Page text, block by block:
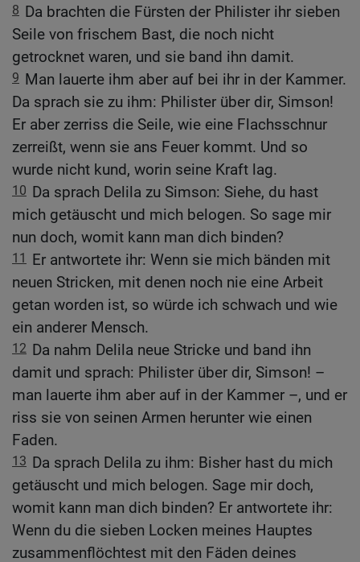
8 Da brachten die Fürsten der Philister ihr sieben
Seile von frischem Bast, die noch nicht
getrocknet waren, und sie band ihn damit.
9 Man lauerte ihm aber auf bei ihr in der Kammer.
Da sprach sie zu ihm: Philister über dir, Simson!
Er aber zerriss die Seile, wie eine Flachsschnur
zerreißt, wenn sie ans Feuer kommt. Und so
wurde nicht kund, worin seine Kraft lag.
10 Da sprach Delila zu Simson: Siehe, du hast
mich getäuscht und mich belogen. So sage mir
nun doch, womit kann man dich binden?
11
Er antwortete ihr: Wenn sie mich bänden mit
neuen Stricken, mit denen noch nie eine Arbeit
getan worden ist, so würde ich schwach und wie
ein anderer Mensch.
12 Da nahm Delila neue Stricke und band ihn
damit und sprach: Philister über dir, Simson! –
man lauerte ihm aber auf in der Kammer –, und er
riss sie von seinen Armen herunter wie einen
Faden.
13 Da sprach Delila zu ihm: Bisher hast du mich
getäuscht und mich belogen. Sage mir doch,
womit kann man dich binden? Er antwortete ihr:
Wenn du die sieben Locken meines Hauptes
zusammenflöchtest mit den Fäden deines